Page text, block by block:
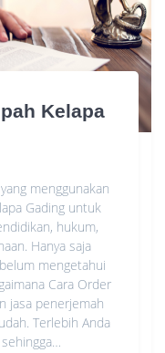
Kelapa
menggunakan
Gading untuk
hukum,
Hanya saja
mengetahui
Cara Order
jasa penerjemah
Terlebih Anda